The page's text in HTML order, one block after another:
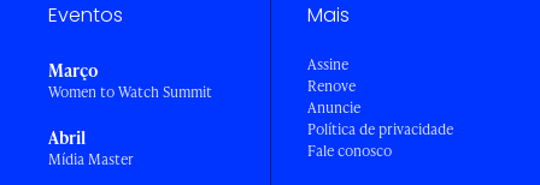
Eventos
Março
Women to Watch Summit
Abril
Mídia Master
Mais
Assine
Renove
Anuncie
Política de privacidade
Fale conosco